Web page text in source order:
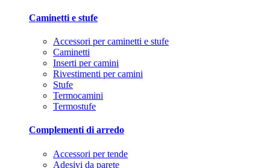
Caminetti e stufe
Accessori per caminetti e stufe
Caminetti
Inserti per camini
Rivestimenti per camini
Stufe
Termocamini
Termostufe
Complementi di arredo
Accessori per tende
Adesivi da parete